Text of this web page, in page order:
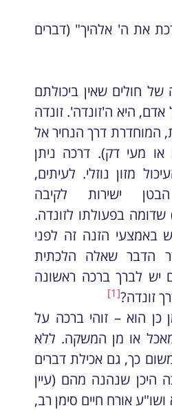
את ה' אלהיך" (דברים
חולים שאין ביכולתם
היא ה'זונדה'. זונדה
המוחדרת דרך הנחיר אל
או מעי דק). דרכה ניתן
מזון נוזלי. לעיתים,
ישירות לקיבה
בפעולתו לזונדה.
באמצעי הזנה זה לפני
הדבר שאלה הלכתית
יש לברך ברכה ראשונה
זונדה?[1]
כן הוא – זוהי ברכה על
או מן המשקה. ללא
כך, גם אכילת דברים
היכן שנהנה מהם (עיין
אורח חיים סימן רב,